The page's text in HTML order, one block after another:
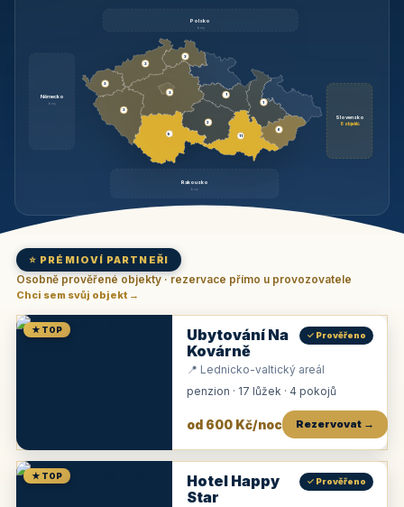
Polsko
brzy
Německo
brzy
Slovensko
6 objektů
Rakousko
brzy
3
9
3
3
3
3
1
2
11
1
6
⭐ PRÉMIOVÍ PARTNEŘI
Osobně prověřené objekty · rezervace přímo u provozovatele
Chci sem svůj objekt →
★ TOP
Ubytování Na
Kovárně
✓ Prověřeno
📍 Lednicko-valtický areál
penzion · 17 lůžek · 4 pokojů
od 600 Kč/noc Rezervovat →
★ TOP
Hotel Happy
Star
✓ Prověřeno